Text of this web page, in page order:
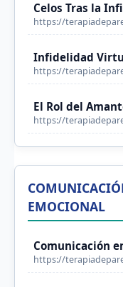
Celos Tras la
https://
Infidelidad
https://
El Rol del
https://
EMOCIONAL
Comunicación
https://